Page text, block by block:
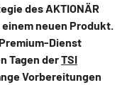
des AKTIONÄR
neuen Produkt.
Dienst
Tagen derTSI
Vorbereitungen